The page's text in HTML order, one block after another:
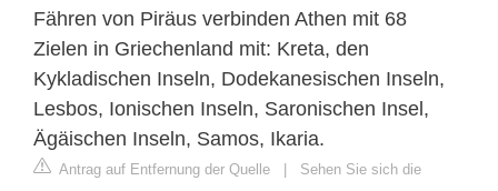
Fähren von Piräus verbinden Athen mit 68
Zielen in Griechenland mit: Kreta, den
Kykladischen Inseln, Dodekanesischen Inseln,
Lesbos, Ionischen Inseln, Saronischen Insel,
Ägäischen Inseln, Samos, Ikaria.
Antrag auf Entfernung der Quelle | Sehen Sie sich die